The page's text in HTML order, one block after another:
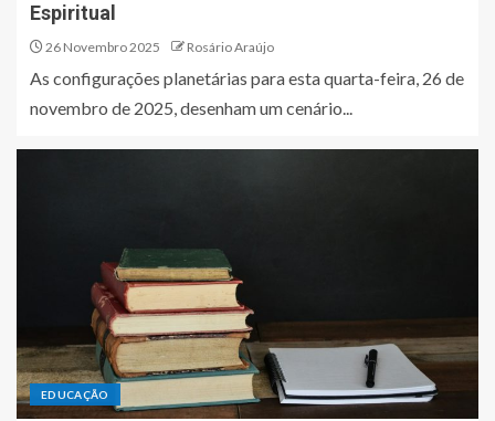
Espiritual
26 Novembro 2025 Rosário Araújo
As configurações planetárias para esta quarta-feira, 26 de
novembro de 2025, desenham um cenário...
EDUCAÇÃO